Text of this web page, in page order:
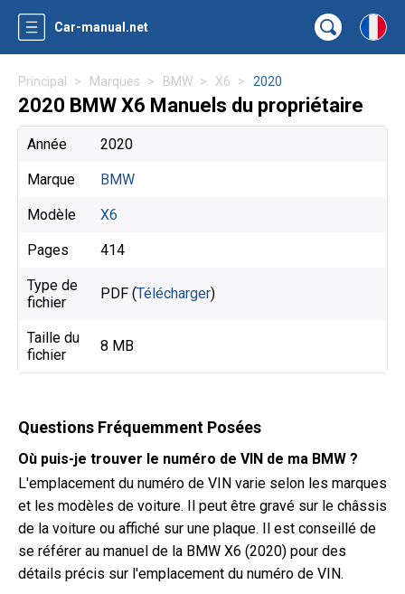
Car-manual.net
Principal Marques BMW X6 2020
2020 BMW X6 Manuels du propriétaire
Année 2020
Marque BMW
Modèle X6
Pages 414
Type de
fichier
PDF (Télécharger)
Taille du
fichier
8 MB
Questions Fréquemment Posées
Où puis-je trouver le numéro de VIN de ma BMW ?
L'emplacement du numéro de VIN varie selon les marques
et les modèles de voiture. Il peut être gravé sur le châssis
de la voiture ou affiché sur une plaque. Il est conseillé de
se référer au manuel de la BMW X6 (2020) pour des
détails précis sur l'emplacement du numéro de VIN.